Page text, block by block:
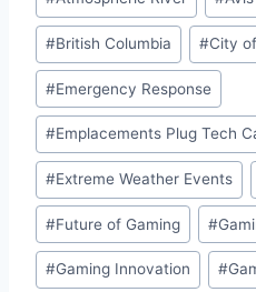
e
b
o
o
k
er s
A
p
p
Tags:
#British Columbia #City
#Emergency Response
#Emplacements Plug Tech
#Extreme Weather Events
#Future of Gaming #
#Gaming Innovation #